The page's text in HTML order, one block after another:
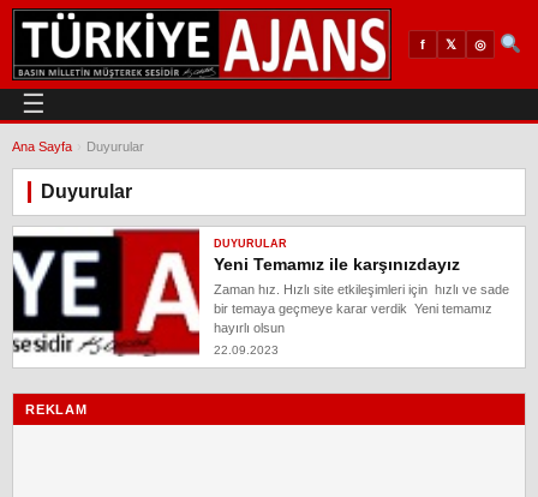
f 𝕏 ◎
☰
Ana Sayfa Duyurular
Duyurular
DUYURULAR
Yeni Temamız ile karşınızdayız
Zaman hız. Hızlı site etkileşimleri için hızlı ve sade
bir temaya geçmeye karar verdik Yeni temamız
hayırlı olsun
22.09.2023
REKLAM